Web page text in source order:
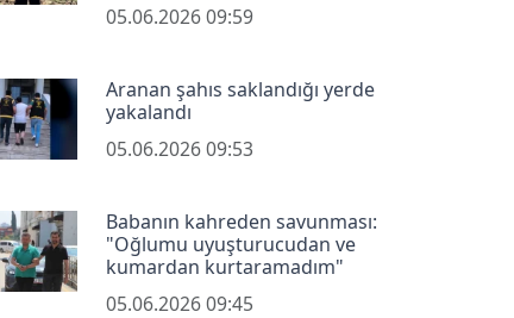
05.06.2026 09:59
Aranan şahıs saklandığı yerde
yakalandı
05.06.2026 09:53
Babanın kahreden savunması:
"Oğlumu uyuşturucudan ve
kumardan kurtaramadım"
05.06.2026 09:45